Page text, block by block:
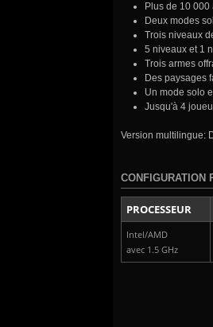
Plus de 10
Deux modes
Trois niveaux
5 niveaux et 1
Trois armes
Des paysages
Un mode solo
Jusqu'à 4
Version multilingue:
CONFIGURATION
PROCESSEUR
Intel/AMD
avec 1.5 GHz